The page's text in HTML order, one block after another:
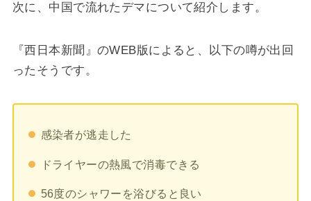
次に、中国で流れたデマについて紹介します。
『西日本新聞』のWEB版によると、以下の噂が出回
ったそうです。
感染者が逃走した
ドライヤーの熱風で消毒できる
56度のシャワーを浴びると良い